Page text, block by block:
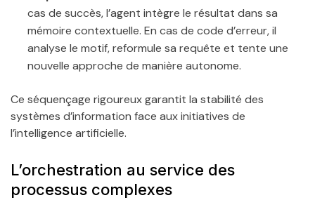
cas de succès, l’agent intègre le résultat dans sa
mémoire contextuelle. En cas de code d’erreur, il
analyse le motif, reformule sa requête et tente une
nouvelle approche de manière autonome.
Ce séquençage rigoureux garantit la stabilité des
systèmes d’information face aux initiatives de
l’intelligence artificielle.
L’orchestration au service des
processus complexes